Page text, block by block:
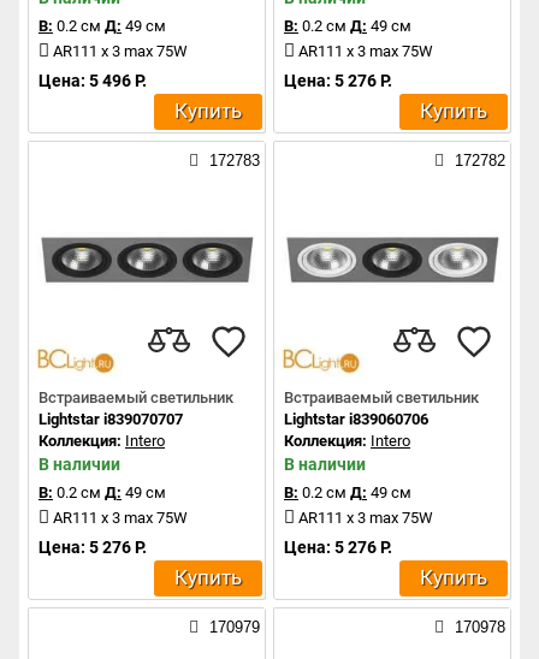
В: 0.2 см Д: 49 см
AR111 x 3 max 75W
Цена: 5 496 Р.
Купить
В: 0.2 см Д: 49 см
AR111 x 3 max 75W
Цена: 5 276 Р.
Купить
172783
Встраиваемый светильник
Lightstar i839070707
Коллекция: Intero
В наличии
В: 0.2 см Д: 49 см
AR111 x 3 max 75W
Цена: 5 276 Р.
Купить
172782
Встраиваемый светильник
Lightstar i839060706
Коллекция: Intero
В наличии
В: 0.2 см Д: 49 см
AR111 x 3 max 75W
Цена: 5 276 Р.
Купить
170979 170978